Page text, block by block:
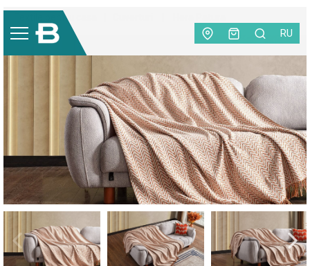
RU
Textile pentru casa
NEW